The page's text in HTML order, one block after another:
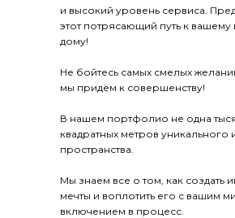
и высокий уровень сервиса.
этот потрясающий путь к вашему
дому!
Не бойтесь самых смелых
мы придём к совершенству!
В нашем портфолио не одна
квадратных метров уникального
пространства.
Мы знаем все о том, как создать
мечты и воплотить его с вашим
включением в процесс.